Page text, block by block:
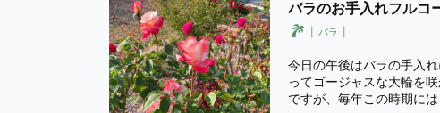
バラのお手入れフルコ
バラ
今日の午後はバラの手入
ってゴージャスな大輪を
ですが、毎年この時期に